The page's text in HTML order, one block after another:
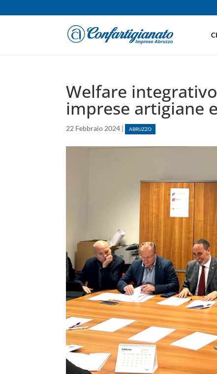
Welfare
imprese artigiane
22 Febbraio 2024 | ABRUZZO